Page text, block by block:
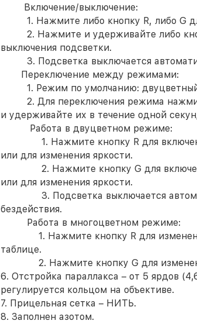
Включение/выключение:
1. Нажмите либо кнопку R, либо G
2. Нажмите и удерживайте либо
выключения подсветки.
3. Подсветка выключается
Переключение между режимами:
1. Режим по умолчанию:
2. Для переключения режима
и удерживайте их в течение одной
Работа в двуцветном режиме:
1. Нажмите кнопку R для
или для изменения яркости.
2. Нажмите кнопку G для
или для изменения яркости.
3. Подсветка выключается
бездействия.
Работа в многоцветном режиме:
1. Нажмите кнопку R для
таблице.
2. Нажмите кнопку G для
6. Отстройка параллакса – от 5 ярдов
регулируется кольцом на объективе.
7. Прицельная сетка – НИТЬ.
8. Заполнен азотом.